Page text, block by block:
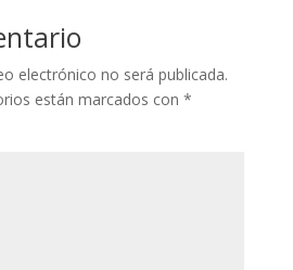
electrónico no será publicada.
están marcados con *